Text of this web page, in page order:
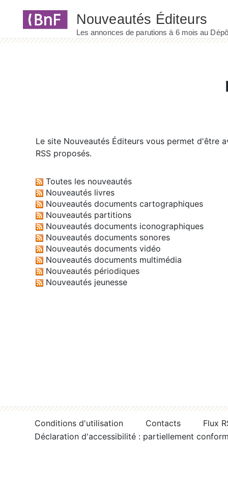
Le site Nouveautés Éditeurs vous permet d'être
RSS proposés.
Toutes les nouveautés
Nouveautés livres
Nouveautés documents cartographiques
Nouveautés partitions
Nouveautés documents iconographiques
Nouveautés documents sonores
Nouveautés documents vidéo
Nouveautés documents multimédia
Nouveautés périodiques
Nouveautés jeunesse
Conditions d'utilisation Contacts
Flux
Déclaration d'accessibilité : partiellement